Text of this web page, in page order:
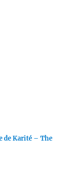
de Karité – The